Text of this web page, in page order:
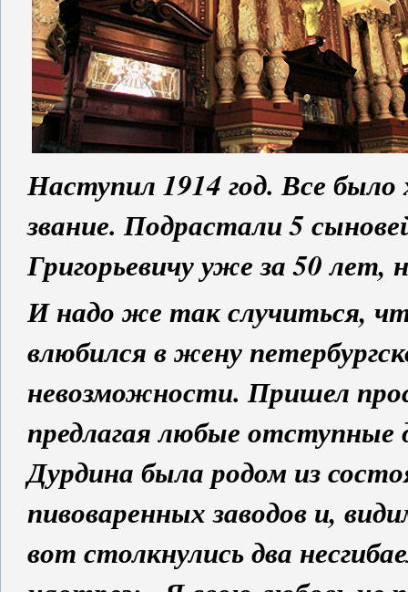
Наступил 1914 год. Все
звание. Подрастали 5
Григорьевичу уже за 50 лет,
И надо же так случиться,
влюбился в жену
невозможности. Пришел
предлагая любые
Дурдина была родом из
пивоваренных заводов и,
вот столкнулись два